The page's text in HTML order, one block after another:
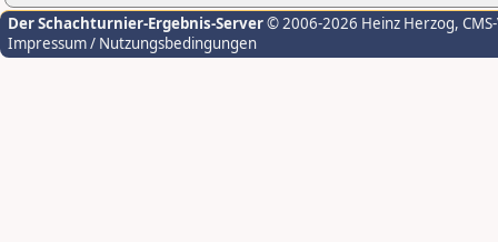
Der Schachturnier-Ergebnis-Server© 2006-2026 Heinz Herzog,
Impressum / Nutzungsbedingungen